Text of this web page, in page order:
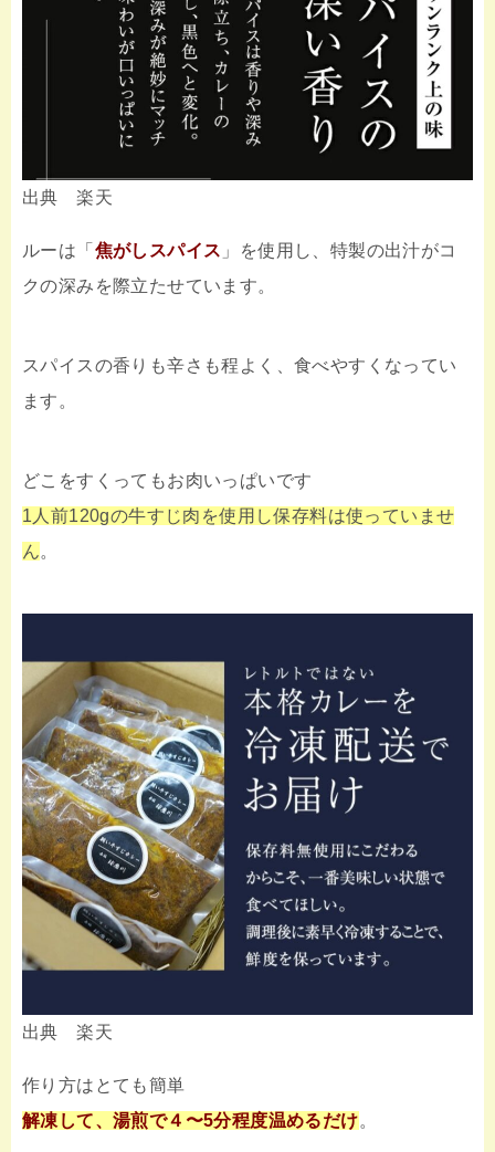
出典 楽天
ルーは「 焦がしスパイス 」を使用し、特製の出汁がコ
クの深みを際立たせています。
スパイスの香りも辛さも程よく、食べやすくなってい
ます。
どこをすくってもお肉いっぱいです
1人前120gの牛すじ肉を使用し保存料は使っていませ
ん。
出典 楽天
作り方はとても簡単
解凍して、湯煎で４〜5分程度温めるだけ。